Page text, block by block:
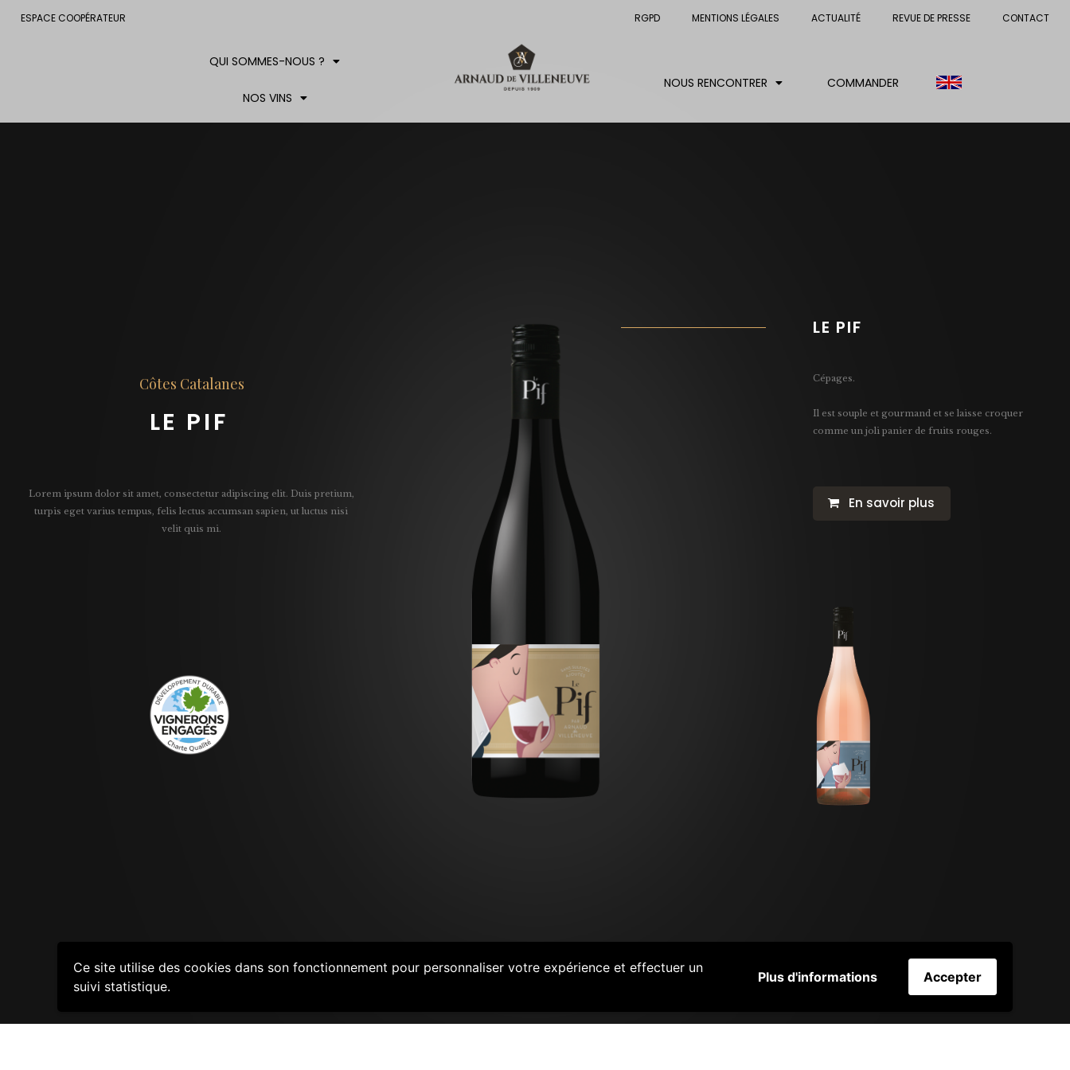
Ce site utilise des cookies dans son fonctionnement pour personnaliser votre expérience et effectuer un
suivi statistique.
Plus d'informations Accepter
ESPACE COOPÉRATEUR RGPD MENTIONS LÉGALES ACTUALITÉ REVUE DE PRESSE CONTACT
QUI SOMMES-NOUS ?
NOS VINS
NOUS RENCONTRER COMMANDER
Côtes Catalanes
LE PIF
Lorem ipsum dolor sit amet, consectetur adipiscing elit. Duis pretium,
turpis eget varius tempus, felis lectus accumsan sapien, ut luctus nisi
velit quis mi.
Cépages.
Il est souple et gourmand et se laisse croquer
comme un joli panier de fruits rouges.
LE PIF
En savoir plus